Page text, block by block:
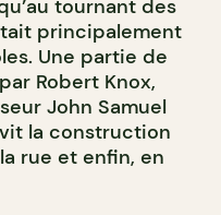
tournant des
principalement
Une partie de
Robert Knox,
John Samuel
la construction
rue et enfin, en